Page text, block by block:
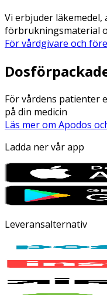
Vi erbjuder läkemedel,
förbrukningsmaterial
För vårdgivare och
För vårdens patienter
på din medicin
Läs mer om Apodos
Ladda ner vår app
Leveransalternativ